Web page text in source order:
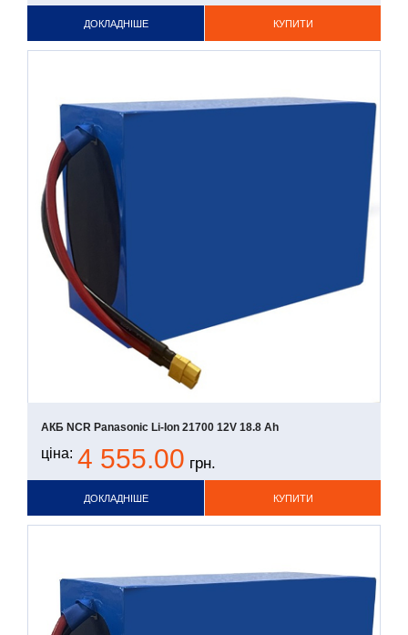
КУПИТИ
ДОКЛАДНІШЕ
АКБ NCR Panasonic Li-Ion 21700 12V 18.8 Ah
ціна: 4 555.00 грн.
КУПИТИ
ДОКЛАДНІШЕ